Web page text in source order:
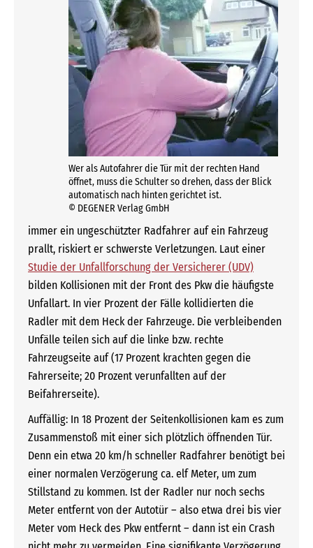
Wer als Autofahrer die Tür mit der rechten Hand
öffnet, muss die Schulter so drehen, dass der Blick
automatisch nach hinten gerichtet ist.
© DEGENER Verlag GmbH
immer ein ungeschützter Radfahrer auf ein Fahrzeug
prallt, riskiert er schwerste Verletzungen. Laut einer
Studie der Unfallforschung der Versicherer (UDV)
bilden Kollisionen mit der Front des Pkw die häufigste
Unfallart. In vier Prozent der Fälle kollidierten die
Radler mit dem Heck der Fahrzeuge. Die verbleibenden
Unfälle teilen sich auf die linke bzw. rechte
Fahrzeugseite auf (17 Prozent krachten gegen die
Fahrerseite; 20 Prozent verunfallten auf der
Beifahrerseite).
Auffällig: In 18 Prozent der Seitenkollisionen kam es zum
Zusammenstoß mit einer sich plötzlich öffnenden Tür.
Denn ein etwa 20 km/h schneller Radfahrer benötigt bei
einer normalen Verzögerung ca. elf Meter, um zum
Stillstand zu kommen. Ist der Radler nur noch sechs
Meter entfernt von der Autotür – also etwa drei bis vier
Meter vom Heck des Pkw entfernt – dann ist ein Crash